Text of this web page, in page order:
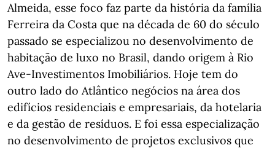
Almeida, esse foco faz parte da história da família
Ferreira da Costa que na década de 60 do século
passado se especializou no desenvolvimento de
habitação de luxo no Brasil, dando origem à Rio
Ave-Investimentos Imobiliários. Hoje tem do
outro lado do Atlântico negócios na área dos
edifícios residenciais e empresariais, da hotelaria
e da gestão de resíduos. E foi essa especialização
no desenvolvimento de projetos exclusivos que